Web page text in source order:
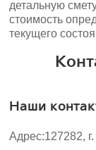
детальную
стоимость
текущего
Наши
Адрес:127282,